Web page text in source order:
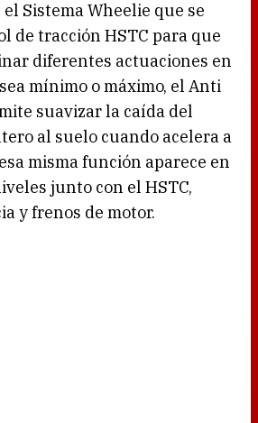
Sistema Wheelie que se
de tracción HSTC para que
diferentes actuaciones en
mínimo o máximo, el Anti
suavizar la caída del
al suelo cuando acelera a
misma función aparece en
junto con el HSTC,
y frenos de motor.